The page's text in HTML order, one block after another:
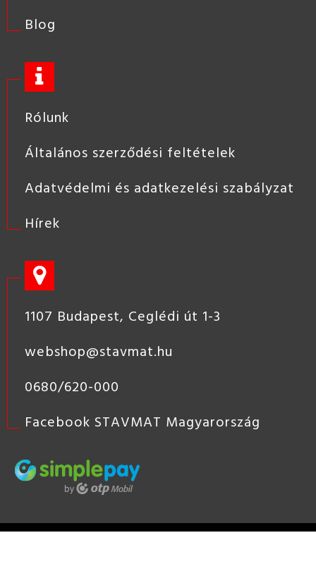
Blog
Rólunk
Általános szerződési feltételek
Adatvédelmi és adatkezelési szabályzat
Hírek
1107 Budapest, Ceglédi út 1-3
webshop@stavmat.hu
0680/620-000
Facebook STAVMAT Magyarország